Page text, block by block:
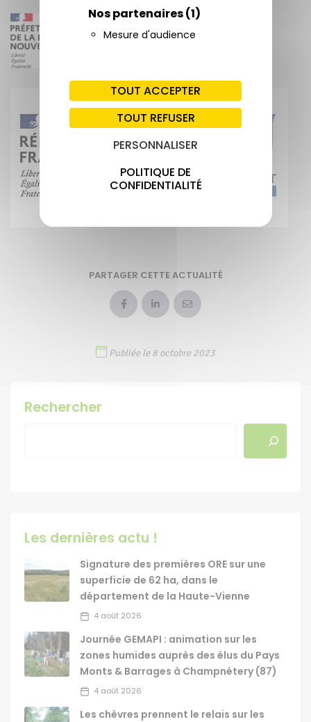
Nos partenaires(1)
Mesure d'audience
TOUT ACCEPTER
TOUT REFUSER
PERSONNALISER
POLITIQUE DE
CONFIDENTIALITÉ
PARTAGER CETTE ACTUALITÉ
Publiée le 8 octobre 2023
Rechercher
Les dernières actu !
Signature des premières ORE sur une
superficie de 62 ha, dans le
département de la Haute-Vienne
4 août 2026
Journée GEMAPI : animation sur les
zones humides auprès des élus du Pays
Monts & Barrages à Champnétery (87)
4 août 2026
Les chèvres prennent le relais sur les